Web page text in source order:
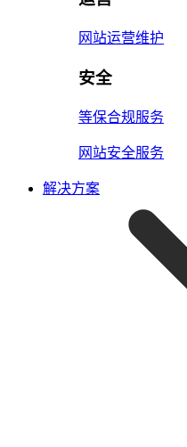
网站运营维护
安全
等保合规服务
网站安全服务
解决方案